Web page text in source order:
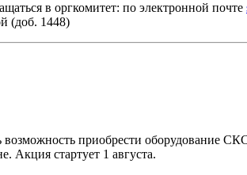
в оргкомитет: по электронной почте
(доб. 1448)
возможность приобрести оборудование
Акция стартует 1 августа.